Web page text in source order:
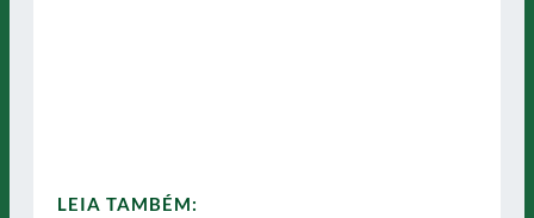
LEIA TAMBÉM: